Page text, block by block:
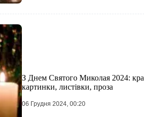
З Днем Святого Миколая 2024:
картинки, листівки, проза
06 Грудня 2024, 00:20